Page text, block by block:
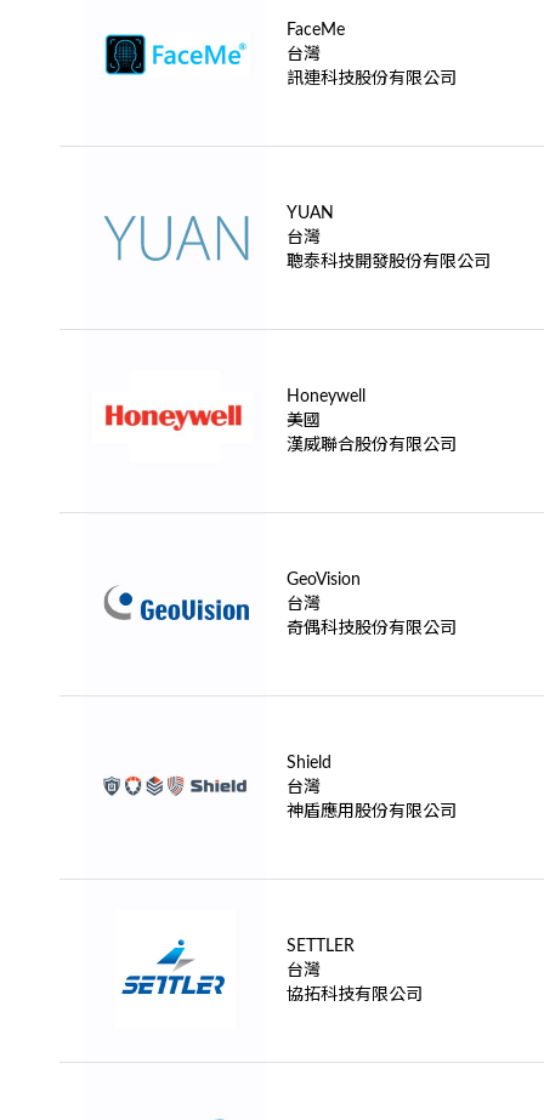
FaceMe
台灣
訊連科技股份有限公司
YUAN
台灣
聰泰科技開發股份有限公司
Honeywell
美國
漢威聯合股份有限公司
GeoVision
台灣
奇偶科技股份有限公司
Shield
台灣
神盾應用股份有限公司
SETTLER
台灣
協拓科技有限公司